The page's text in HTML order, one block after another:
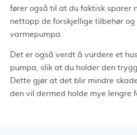
fører også til at du faktisk sparer
nettopp de forskjellige tilbehør og
varmepumpa.
Det er også verdt å vurdere et
pumpa, slik at du holder den
Dette gjør at det blir mindre
den vil dermed holde mye lengre